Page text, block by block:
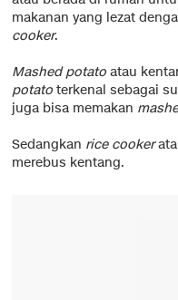
makanan yang lezat
cooker.
Mashed potato atau
potato terkenal sebagai
juga bisa memakan
Sedangkan rice cooker
merebus kentang.